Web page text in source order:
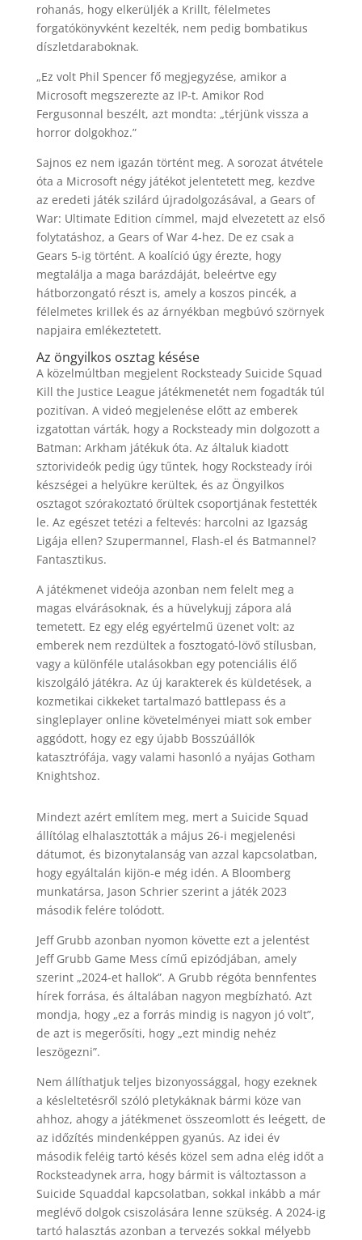
rohanás, hogy elkerüljék a Krillt, félelmetes
forgatókönyvként kezelték, nem pedig bombatikus
díszletdaraboknak.
„Ez volt Phil Spencer fő megjegyzése, amikor a
Microsoft megszerezte az IP-t. Amikor Rod
Fergusonnal beszélt, azt mondta: „térjünk vissza a
horror dolgokhoz.”
Sajnos ez nem igazán történt meg. A sorozat átvétele
óta a Microsoft négy játékot jelentetett meg, kezdve
az eredeti játék szilárd újradolgozásával, a Gears of
War: Ultimate Edition címmel, majd elvezetett az első
folytatáshoz, a Gears of War 4-hez. De ez csak a
Gears 5-ig történt. A koalíció úgy érezte, hogy
megtalálja a maga barázdáját, beleértve egy
hátborzongató részt is, amely a koszos pincék, a
félelmetes krillek és az árnyékban megbúvó szörnyek
napjaira emlékeztetett.
Az öngyilkos osztag késése
A közelmúltban megjelent Rocksteady Suicide Squad
Kill the Justice League játékmenetét nem fogadták túl
pozitívan. A videó megjelenése előtt az emberek
izgatottan várták, hogy a Rocksteady min dolgozott a
Batman: Arkham játékuk óta. Az általuk kiadott
sztorivideók pedig úgy tűntek, hogy Rocksteady írói
készségei a helyükre kerültek, és az Öngyilkos
osztagot szórakoztató őrültek csoportjának festették
le. Az egészet tetézi a feltevés: harcolni az Igazság
Ligája ellen? Szupermannel, Flash-el és Batmannel?
Fantasztikus.
A játékmenet videója azonban nem felelt meg a
magas elvárásoknak, és a hüvelykujj zápora alá
temetett. Ez egy elég egyértelmű üzenet volt: az
emberek nem rezdültek a fosztogató-lövő stílusban,
vagy a különféle utalásokban egy potenciális élő
kiszolgáló játékra. Az új karakterek és küldetések, a
kozmetikai cikkeket tartalmazó battlepass és a
singleplayer online követelményei miatt sok ember
aggódott, hogy ez egy újabb Bosszúállók
katasztrófája, vagy valami hasonló a nyájas Gotham
Knightshoz.
Mindezt azért említem meg, mert a Suicide Squad
állítólag elhalasztották a május 26-i megjelenési
dátumot, és bizonytalanság van azzal kapcsolatban,
hogy egyáltalán kijön-e még idén. A Bloomberg
munkatársa, Jason Schrier szerint a játék 2023
második felére tolódott.
Jeff Grubb azonban nyomon követte ezt a jelentést
Jeff Grubb Game Mess című epizódjában, amely
szerint „2024-et hallok”. A Grubb régóta bennfentes
hírek forrása, és általában nagyon megbízható. Azt
mondja, hogy „ez a forrás mindig is nagyon jó volt”,
de azt is megerősíti, hogy „ezt mindig nehéz
leszögezni”.
Nem állíthatjuk teljes bizonyossággal, hogy ezeknek
a késleltetésről szóló pletykáknak bármi köze van
ahhoz, ahogy a játékmenet összeomlott és leégett, de
az időzítés mindenképpen gyanús. Az idei év
második feléig tartó késés közel sem adna elég időt a
Rocksteadynek arra, hogy bármit is változtasson a
Suicide Squaddal kapcsolatban, sokkal inkább a már
meglévő dolgok csiszolására lenne szükség. A 2024-ig
tartó halasztás azonban a tervezés sokkal mélyebb